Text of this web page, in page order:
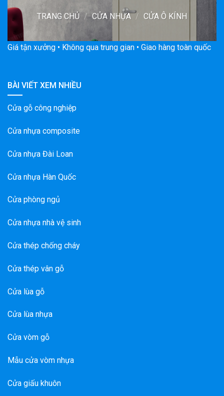
TRANG CHỦ / CỬA NHỰA / CỬA Ô KÍNH
Giá tận xưởng • Không qua trung gian • Giao hàng toàn quốc
BÀI VIẾT XEM NHIỀU
Cửa gỗ công nghiệp
Cửa nhựa composite
Cửa nhựa Đài Loan
Cửa nhựa Hàn Quốc
Cửa phòng ngủ
Cửa nhựa nhà vệ sinh
Cửa thép chống cháy
Cửa thép vân gỗ
Cửa lùa gỗ
Cửa lùa nhựa
Cửa vòm gỗ
Mẫu cửa vòm nhựa
Cửa giấu khuôn